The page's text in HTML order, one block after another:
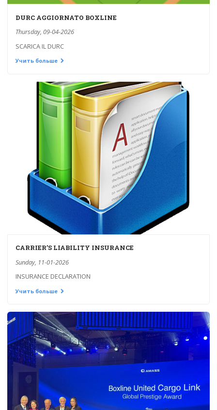
DURC AGGIORNATO BOXLINE
Thursday, 09-04-2026
SCARICA IL DURC
Учить больше
CARRIER’S LIABILITY INSURANCE
Sunday, 11-01-2026
INSURANCE DECLARATION
Учить больше